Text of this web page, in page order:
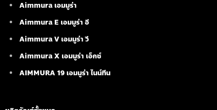
Aimmura เอมมูร่า
Aimmura E เอมมูร่า อี
Aimmura V เอมมูร่า วี
Aimmura X เอมมูร่า เอ็กซ์
AIMMURA 19 เอมมูร่า ไนน์ทีน